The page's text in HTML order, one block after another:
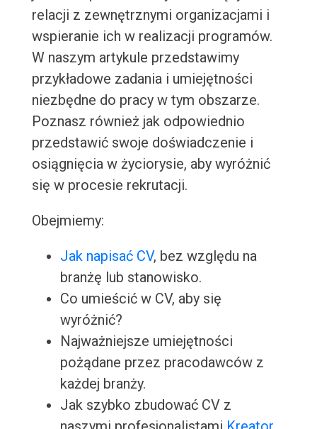
relacji z zewnętrznymi organizacjami i
wspieranie ich w realizacji programów.
W naszym artykule przedstawimy
przykładowe zadania i umiejętności
niezbędne do pracy w tym obszarze.
Poznasz również jak odpowiednio
przedstawić swoje doświadczenie i
osiągnięcia w życiorysie, aby wyróżnić
się w procesie rekrutacji.
Obejmiemy:
Jak napisać CV, bez względu na
branżę lub stanowisko.
Co umieścić w CV, aby się
wyróżnić?
Najważniejsze umiejętności
pożądane przez pracodawców z
każdej branży.
Jak szybko zbudować CV z